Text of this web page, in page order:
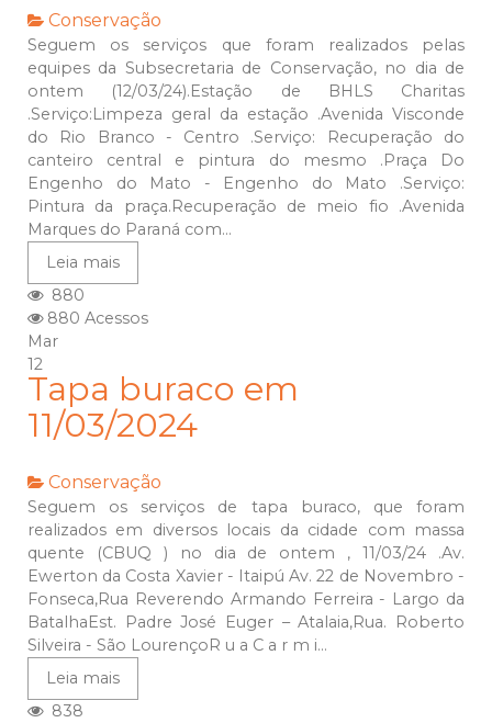
Conservação
Seguem os serviços que foram realizados pelas
equipes da Subsecretaria de Conservação, no dia de
ontem (12/03/24).Estação de BHLS Charitas
.Serviço:Limpeza geral da estação .Avenida Visconde
do Rio Branco - Centro .Serviço: Recuperação do
canteiro central e pintura do mesmo .Praça Do
Engenho do Mato - Engenho do Mato .Serviço:
Pintura da praça.Recuperação de meio fio .Avenida
Marques do Paraná com...
Leia mais
880
880 Acessos
Mar
12
Tapa buraco em
11/03/2024
Conservação
Seguem os serviços de tapa buraco, que foram
realizados em diversos locais da cidade com massa
quente (CBUQ ) no dia de ontem , 11/03/24 .Av.
Ewerton da Costa Xavier - Itaipú Av. 22 de Novembro -
Fonseca,Rua Reverendo Armando Ferreira - Largo da
BatalhaEst. Padre José Euger – Atalaia,Rua. Roberto
Silveira - São LourençoR u a C a r m i...
Leia mais
838